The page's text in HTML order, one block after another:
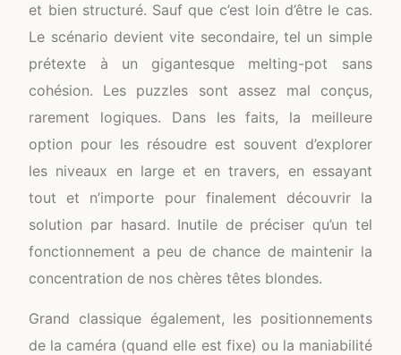
et bien structuré. Sauf que c’est loin d’être le cas.
Le scénario devient vite secondaire, tel un simple
prétexte à un gigantesque melting-pot sans
cohésion. Les puzzles sont assez mal conçus,
rarement logiques. Dans les faits, la meilleure
option pour les résoudre est souvent d’explorer
les niveaux en large et en travers, en essayant
tout et n’importe pour finalement découvrir la
solution par hasard. Inutile de préciser qu’un tel
fonctionnement a peu de chance de maintenir la
concentration de nos chères têtes blondes.
Grand classique également, les positionnements
de la caméra (quand elle est fixe) ou la maniabilité